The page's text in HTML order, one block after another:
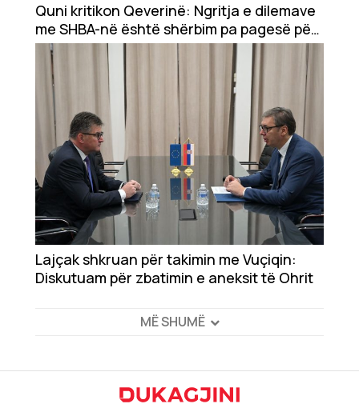
Quni kritikon Qeverinë: Ngritja e dilemave
me SHBA-në është shërbim pa pagesë për
Serbinë
Lajçak shkruan për takimin me Vuçiqin:
Diskutuam për zbatimin e aneksit të Ohrit
MË SHUMË